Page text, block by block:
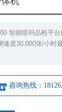
智能喷码品检平台
速度30,000张/小时
咨询热线：